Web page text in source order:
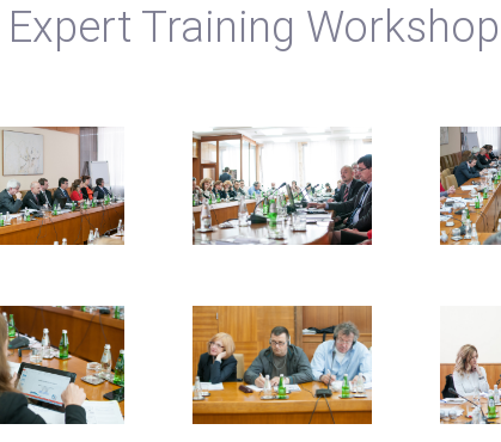
Expert Training Workshop